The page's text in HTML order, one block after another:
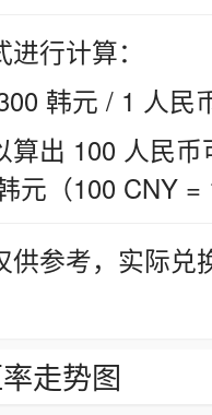
行计算：
韩元 / 1 人民
算出 100 人民
元（100 CNY =
供参考，实际
走势图